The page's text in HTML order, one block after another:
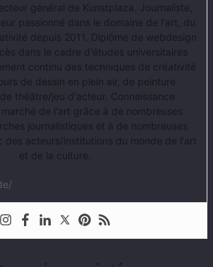
général de Kunstplaza. Journaliste,
passionné dans le domaine de l'art, du
depuis 2011. Diplôme de webdesign
dans le cadre d'études universitaires
continu des techniques de créativité
de dessin en plein air, de peinture
théâtre/jeu d'acteur. Connaissance
de l'art grâce à de nombreuses
journalistiques et à de nombreuses
des acteurs/institutions du monde de l'art
et de la culture.